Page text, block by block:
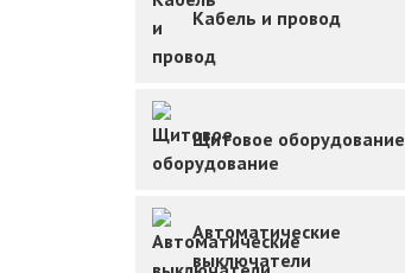
Кабель и провод
Щитовое оборудование
Автоматические
выключатели